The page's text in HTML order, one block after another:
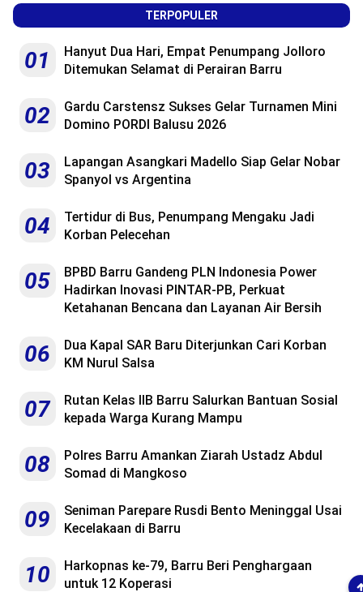
TERPOPULER
01
Hanyut Dua Hari, Empat Penumpang Jolloro
Ditemukan Selamat di Perairan Barru
02
Gardu Carstensz Sukses Gelar Turnamen Mini
Domino PORDI Balusu 2026
03
Lapangan Asangkari Madello Siap Gelar Nobar
Spanyol vs Argentina
04
Tertidur di Bus, Penumpang Mengaku Jadi
Korban Pelecehan
05
BPBD Barru Gandeng PLN Indonesia Power
Hadirkan Inovasi PINTAR-PB, Perkuat
Ketahanan Bencana dan Layanan Air Bersih
06
Dua Kapal SAR Baru Diterjunkan Cari Korban
KM Nurul Salsa
07
Rutan Kelas IIB Barru Salurkan Bantuan Sosial
kepada Warga Kurang Mampu
08
Polres Barru Amankan Ziarah Ustadz Abdul
Somad di Mangkoso
09
Seniman Parepare Rusdi Bento Meninggal Usai
Kecelakaan di Barru
10
Harkopnas ke-79, Barru Beri Penghargaan
untuk 12 Koperasi